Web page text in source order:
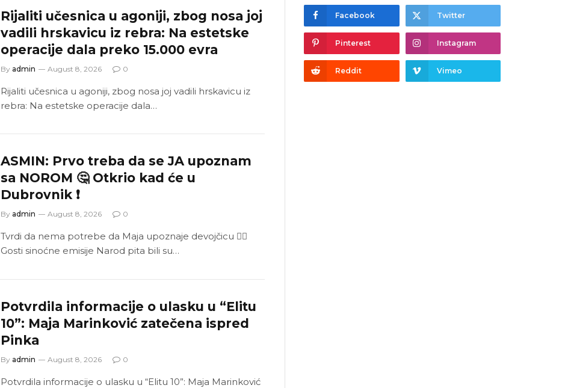
Rijaliti učesnica u agoniji, zbog nosa joj
vadili hrskavicu iz rebra: Na estetske
operacije dala preko 15.000 evra
By admin August 8, 2026 0
Rijaliti učesnica u agoniji, zbog nosa joj vadili hrskavicu iz
rebra: Na estetske operacije dala…
ASMIN: Prvo treba da se JA upoznam
sa NOROM 🤔 Otkrio kad će u
Dubrovnik ❗
By admin August 8, 2026 0
Tvrdi da nema potrebe da Maja upoznaje devojčicu 👆🏼
Gosti sinoćne emisije Narod pita bili su…
Potvrdila informacije o ulasku u “Elitu
10”: Maja Marinković zatečena ispred
Pinka
By admin August 8, 2026 0
Potvrdila informacije o ulasku u “Elitu 10”: Maja Marinković
Facebook Twitter
Pinterest Instagram
Reddit Vimeo